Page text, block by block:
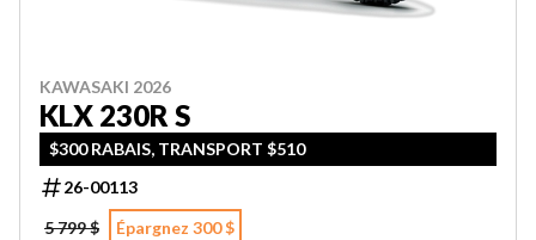
KAWASAKI 2026
KLX 230R S
$300 RABAIS, TRANSPORT $510
26-00113
5 799 $
Épargnez 300 $